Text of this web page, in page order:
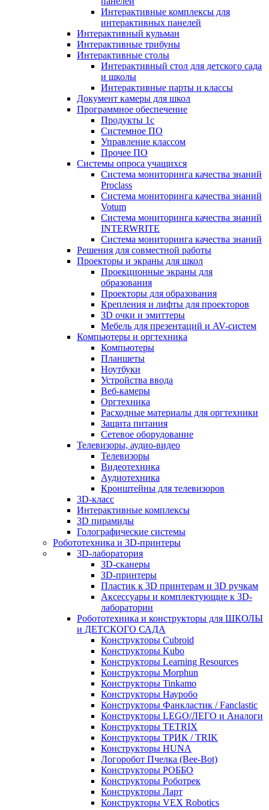
Интерактивные комплексы для
интерактивных панелей
Интерактивный кульман
Интерактивные трибуны
Интерактивные столы
Интерактивный стол для детского сада
и школы
Интерактивные парты и классы
Документ камеры для школ
Программное обеспечение
Продукты 1с
Системное ПО
Управление классом
Прочее ПО
Системы опроса учащихся
Система мониторинга качества знаний
Proclass
Система мониторинга качества знаний
Votum
Система мониторинга качества знаний
INTERWRITE
Система мониторинга качества знаний
Решения для совместной работы
Проекторы и экраны для школ
Проекционные экраны для
образования
Проекторы для образования
Крепления и лифты для проекторов
3D очки и эмиттеры
Мебель для презентаций и AV-систем
Компьютеры и оргтехника
Компьютеры
Планшеты
Ноутбуки
Устройства ввода
Веб-камеры
Оргтехника
Расходные материалы для оргтехники
Защита питания
Сетевое оборудование
Телевизоры, аудио-видео
Телевизоры
Видеотехника
Аудиотехника
Кронштейны для телевизоров
3D-класс
Интерактивные комплексы
3D пирамиды
Голографические системы
Робототехника и 3D-принтеры
3D-лаборатория
3D-сканеры
3D-принтеры
Пластик к 3D принтерам и 3D ручкам
Аксессуары и комплектующие к 3D-
лаборатории
Робототехника и конструкторы для ШКОЛЫ
и ДЕТСКОГО САДА
Конструкторы Cubroid
Конструкторы Kubo
Конструкторы Learning Resources
Конструкторы Morphun
Конструкторы Tinkamo
Конструкторы Науробо
Конструкторы Фанкластик / Fanclastic
Конструкторы LEGO/ЛЕГО и Аналоги
Конструкторы TETRIX
Конструкторы ТРИК / TRIK
Конструкторы HUNA
Логоробот Пчелка (Bee-Bot)
Конструкторы РОББО
Конструкторы Роботрек
Конструкторы Ларт
Конструкторы VEX Robotics